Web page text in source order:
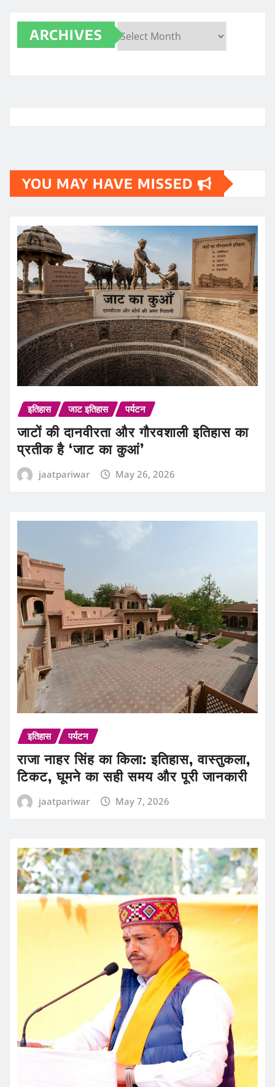
ARCHIVES
YOU MAY HAVE MISSED
इतिहास जाट इतिहास पर्यटन
जाटों की दानवीरता और गौरवशाली इतिहास का
प्रतीक है ‘जाट का कुआं’
jaatpariwar May 26, 2026
इतिहास पर्यटन
राजा नाहर सिंह का किला: इतिहास, वास्तुकला,
टिकट, घूमने का सही समय और पूरी जानकारी
jaatpariwar May 7, 2026